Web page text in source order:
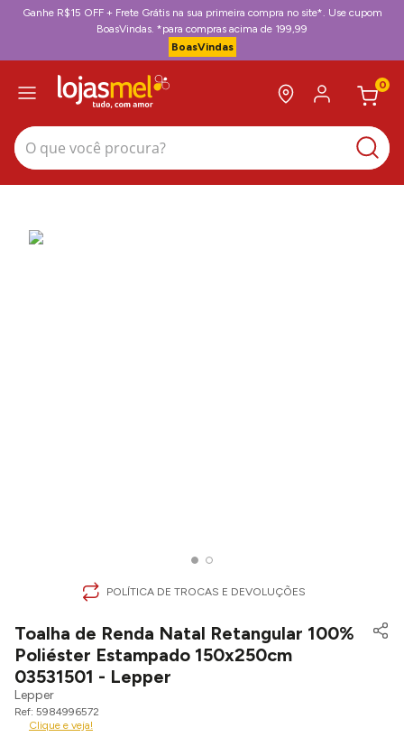
Ganhe R$15 OFF + Frete Grátis na sua primeira compra no site*. Use cupom
BoasVindas. *para compras acima de 199,99
BoasVindas
0
O que você procura?
POLÍTICA DE TROCAS E DEVOLUÇÕES
Toalha de Renda Natal Retangular 100%
Poliéster Estampado 150x250cm
03531501 - Lepper
Lepper
5984996572
Clique e veja!